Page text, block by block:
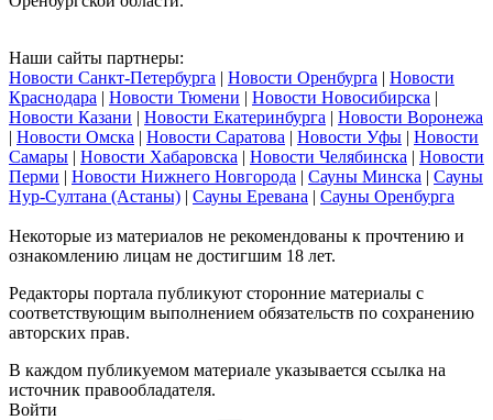
Наши сайты партнеры:
Новости Санкт-Петербурга | Новости Оренбурга | Новости
Краснодара | Новости Тюмени | Новости Новосибирска |
Новости Казани | Новости Екатеринбурга | Новости Воронежа
| Новости Омска | Новости Саратова | Новости Уфы | Новости
Самары | Новости Хабаровска | Новости Челябинска | Новости
Перми | Новости Нижнего Новгорода | Сауны Минска | Сауны
Нур-Султана (Астаны) | Сауны Еревана | Сауны Оренбурга
Некоторые из материалов не рекомендованы к прочтению и
ознакомлению лицам не достигшим 18 лет.
Редакторы портала публикуют сторонние материалы с
соответствующим выполнением обязательств по сохранению
авторских прав.
В каждом публикуемом материале указывается ссылка на
источник правообладателя.
Войти